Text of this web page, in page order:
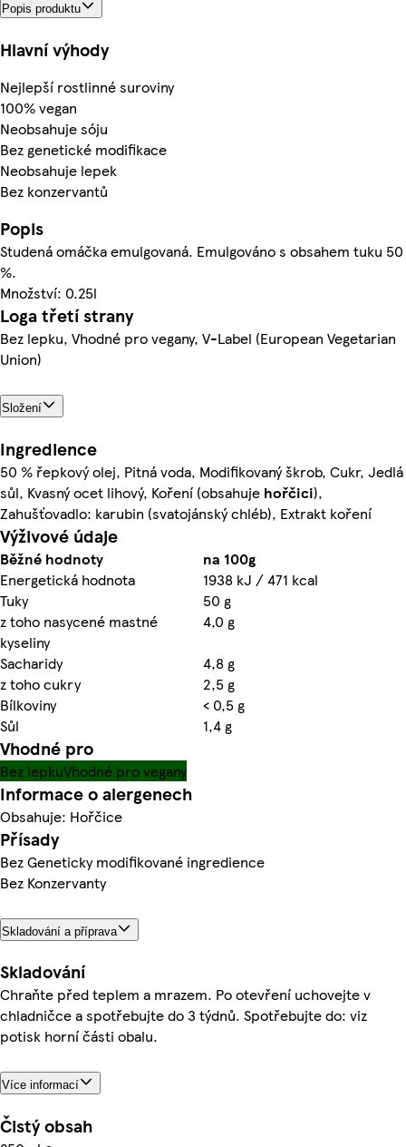
Popis produktu
Hlavní výhody
Nejlepší rostlinné suroviny
100% vegan
Neobsahuje sóju
Bez genetické modifikace
Neobsahuje lepek
Bez konzervantů
Popis
Studená omáčka emulgovaná. Emulgováno s obsahem tuku 50
%.
Množství: 0.25l
Loga třetí strany
Bez lepku, Vhodné pro vegany, V-Label (European Vegetarian
Union)
Složení
Ingredience
50 % řepkový olej, Pitná voda, Modifikovaný škrob, Cukr, Jedlá
sůl, Kvasný ocet lihový, Koření (obsahuje hořčici),
Zahušťovadlo: karubin (svatojánský chléb), Extrakt koření
Výživové údaje
Běžné hodnoty
na 100g
Energetická hodnota
1938 kJ / 471 kcal
Tuky
50 g
z toho nasycené mastné
kyseliny
4,0 g
Sacharidy
4,8 g
z toho cukry
2,5 g
Bílkoviny
< 0,5 g
Sůl
1,4 g
Vhodné pro
Bez lepkuVhodné pro vegany
Informace o alergenech
Obsahuje: Hořčice
Přísady
Bez Geneticky modifikované ingredience
Bez Konzervanty
Skladování a příprava
Skladování
Chraňte před teplem a mrazem. Po otevření uchovejte v
chladničce a spotřebujte do 3 týdnů. Spotřebujte do: viz
potisk horní části obalu.
Více informací
Čistý obsah